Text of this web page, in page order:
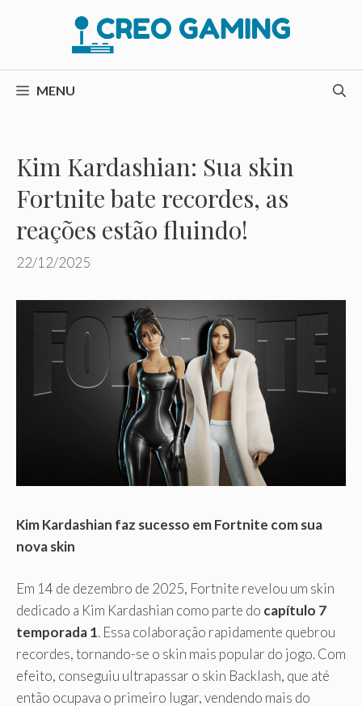
conteúdo
MENU
Kim Kardashian: Sua skin
Fortnite bate recordes, as
reações estão fluindo!
22/12/2025
Kim Kardashian faz sucesso em Fortnite com sua
nova skin
Em 14 de dezembro de 2025, Fortnite revelou um skin
dedicado a Kim Kardashian como parte do capítulo 7
temporada 1. Essa colaboração rapidamente quebrou
recordes, tornando-se o skin mais popular do jogo. Com
efeito, conseguiu ultrapassar o skin Backlash, que até
então ocupava o primeiro lugar, vendendo mais do